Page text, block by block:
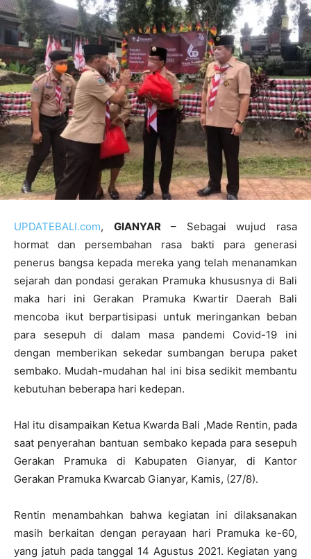
UPDATEBALI.com, GIANYAR– Sebagai wujud rasa
hormat dan persembahan rasa bakti para generasi
penerus bangsa kepada mereka yang telah menanamkan
sejarah dan pondasi gerakan Pramuka khususnya di Bali
maka hari ini Gerakan Pramuka Kwartir Daerah Bali
mencoba ikut berpartisipasi untuk meringankan beban
para sesepuh di dalam masa pandemi Covid-19 ini
dengan memberikan sekedar sumbangan berupa paket
sembako. Mudah-mudahan hal ini bisa sedikit membantu
kebutuhan beberapa hari kedepan.
Hal itu disampaikan Ketua Kwarda Bali ,Made Rentin, pada
saat penyerahan bantuan sembako kepada para sesepuh
Gerakan Pramuka di Kabupaten Gianyar, di Kantor
Gerakan Pramuka Kwarcab Gianyar, Kamis, (27/8).
Rentin menambahkan bahwa kegiatan ini dilaksanakan
masih berkaitan dengan perayaan hari Pramuka ke-60,
yang jatuh pada tanggal 14 Agustus 2021. Kegiatan yang